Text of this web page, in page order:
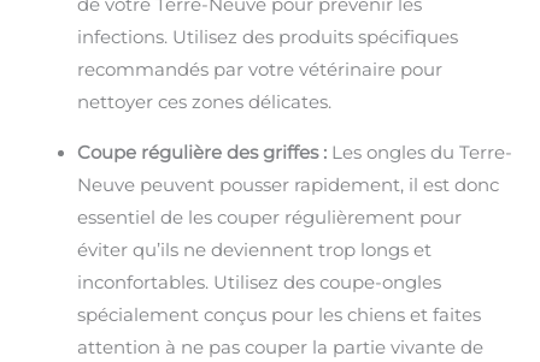
de votre Terre-Neuve pour prévenir les
infections. Utilisez des produits spécifiques
recommandés par votre vétérinaire pour
nettoyer ces zones délicates.
Coupe régulière des griffes :Les ongles du Terre-
Neuve peuvent pousser rapidement, il est donc
essentiel de les couper régulièrement pour
éviter qu’ils ne deviennent trop longs et
inconfortables. Utilisez des coupe-ongles
spécialement conçus pour les chiens et faites
attention à ne pas couper la partie vivante de